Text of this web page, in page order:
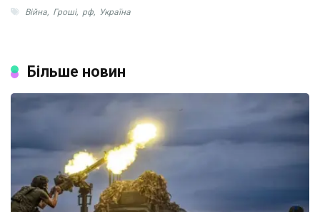
Війна, Гроші, рф, Україна
Більше новин